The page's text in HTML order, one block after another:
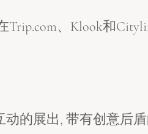
、Klook和
的展出, 带有创意后